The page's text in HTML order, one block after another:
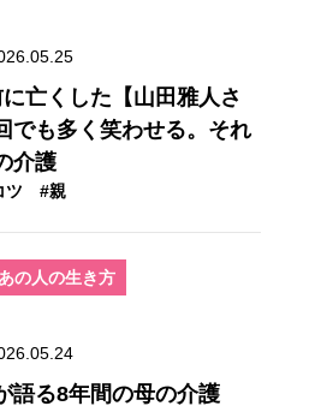
亡くした【山田雅人さ
でも多く笑わせる。それ
介護
ツ #親
あの人の生き方
語る8年間の母の介護